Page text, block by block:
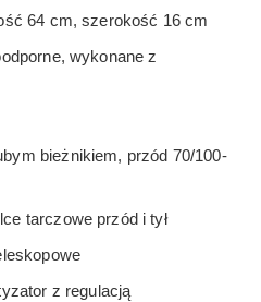
64 cm, szerokość 16 cm
wykonane z
bieżnikiem, przód 70/100-
tarczowe przód i tył
z regulacją